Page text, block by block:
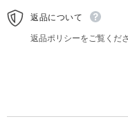
返品について
返品ポリシーをご覧くださ